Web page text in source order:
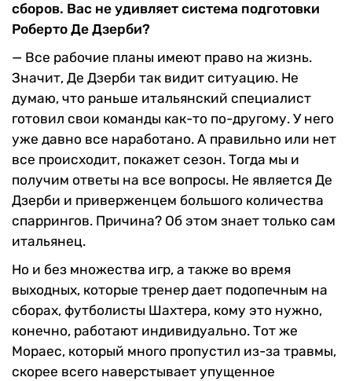
сборов. Вас не удивляет система подготовки
Роберто Де Дзерби?
— Все рабочие планы имеют право на жизнь.
Значит, Де Дзерби так видит ситуацию. Не
думаю, что раньше итальянский специалист
готовил свои команды как-то по-другому. У него
уже давно все наработано. А правильно или нет
все происходит, покажет сезон. Тогда мы и
получим ответы на все вопросы. Не является Де
Дзерби и приверженцем большого количества
спаррингов. Причина? Об этом знает только сам
итальянец.
Но и без множества игр, а также во время
выходных, которые тренер дает подопечным на
сборах, футболисты Шахтера, кому это нужно,
конечно, работают индивидуально. Тот же
Мораес, который много пропустил из-за травмы,
скорее всего наверстывает упущенное